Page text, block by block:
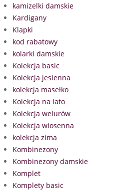
kamizelki damskie
Kardigany
Klapki
kod rabatowy
kolarki damskie
Kolekcja basic
Kolekcja jesienna
kolekcja masełko
Kolekcja na lato
Kolekcja welurów
Kolekcja wiosenna
kolekcja zima
Kombinezony
Kombinezony damskie
Komplet
Komplety basic